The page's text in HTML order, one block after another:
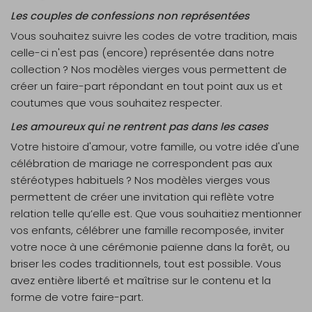
Les couples de confessions non représentées
Vous souhaitez suivre les codes de votre tradition, mais
celle-ci n'est pas (encore) représentée dans notre
collection ? Nos modèles vierges vous permettent de
créer un faire-part répondant en tout point aux us et
coutumes que vous souhaitez respecter.
Les amoureux qui ne rentrent pas dans les cases
Votre histoire d'amour, votre famille, ou votre idée d'une
célébration de mariage ne correspondent pas aux
stéréotypes habituels ? Nos modèles vierges vous
permettent de créer une invitation qui reflète votre
relation telle qu’elle est. Que vous souhaitiez mentionner
vos enfants, célébrer une famille recomposée, inviter
votre noce à une cérémonie païenne dans la forêt, ou
briser les codes traditionnels, tout est possible. Vous
avez entière liberté et maîtrise sur le contenu et la
forme de votre faire-part.